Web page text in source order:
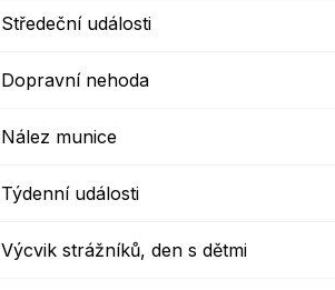
Středeční události
Dopravní nehoda
Nález munice
Týdenní události
Výcvik strážníků, den s dětmi